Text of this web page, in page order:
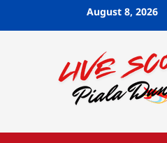
August 8, 2026